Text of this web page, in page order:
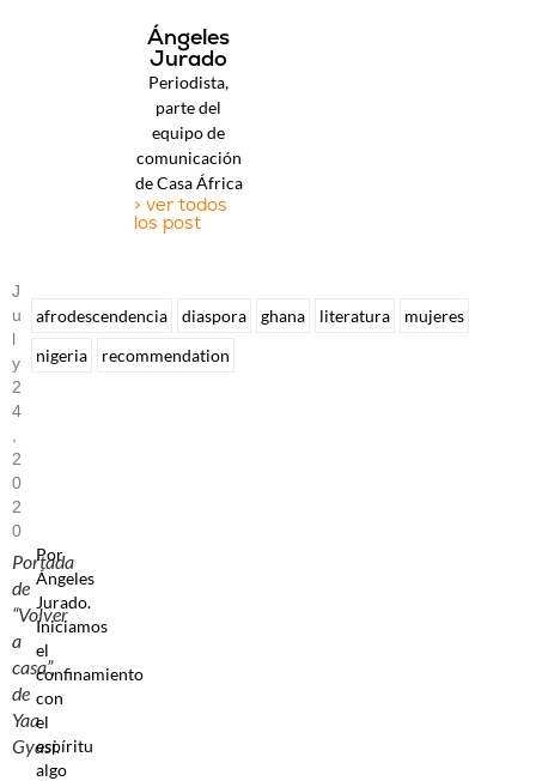
Ángeles
Jurado
Periodista,
parte del
equipo de
comunicación
de Casa África
> ver todos
los post
J
U
L
Y
2
4
2
0
2
0
Portada
de
“Volver
a
casa”,
de
Yaa
Gyasi.
Por
Ángeles
Jurado.
Iniciamos
el
confinamiento
con
el
espíritu
algo
afrodescendencia diaspora ghana literatura
mujeres
nigeria
recommendation